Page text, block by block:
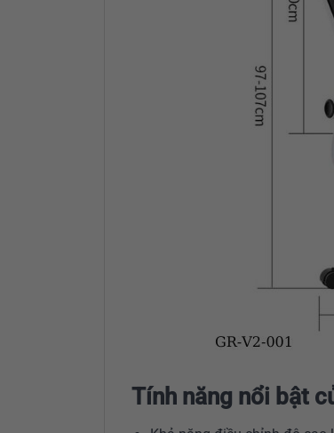
Tính năng nổi bật